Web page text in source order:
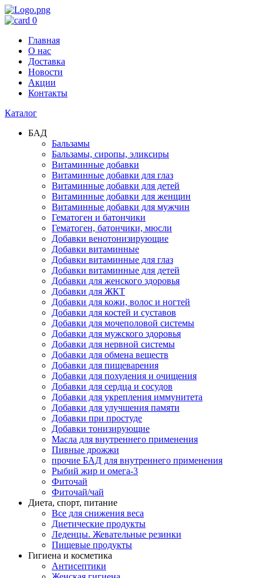
0
Главная
О нас
Доставка
Новости
Акции
Контакты
Каталог
БАД
Бальзамы
Бальзамы, сиропы, эликсиры
Витаминные добавки
Витаминные добавки для глаз
Витаминные добавки для детей
Витаминные добавки для женщин
Витаминные добавки для мужчин
Гематоген и батончики
Гематоген, батончики, мюсли
Добавки венотонизирующие
Добавки витаминные
Добавки витаминные для глаз
Добавки витаминные для детей
Добавки для женского здоровья
Добавки для ЖКТ
Добавки для кожи, волос и ногтей
Добавки для костей и суставов
Добавки для мочеполовой системы
Добавки для мужского здоровья
Добавки для нервной системы
Добавки для обмена веществ
Добавки для пищеварения
Добавки для похудения и очищения
Добавки для сердца и сосудов
Добавки для укрепления иммунитета
Добавки для улучшения памяти
Добавки при простуде
Добавки тонизирующие
Масла для внутреннего применения
Пивные дрожжи
прочие БАД для внутреннего применения
Рыбий жир и омега-3
Фиточай
Фиточай/чай
Диета, спорт, питание
Все для снижения веса
Диетические продукты
Леденцы. Жевательные резинки
Пищевые продукты
Гигиена и косметика
Антисептики